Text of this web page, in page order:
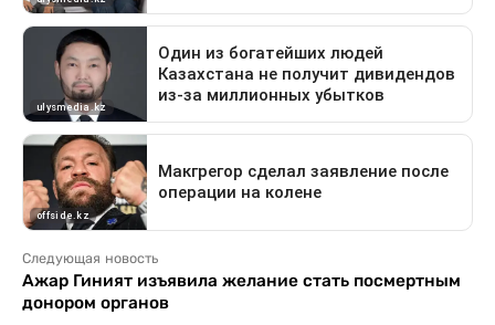
Следующая новость
Ажар Гиният изъявила желание стать посмертным
донором органов